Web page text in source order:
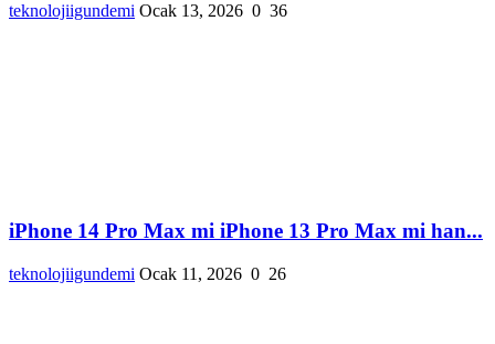
teknolojiigundemi Ocak 13, 2026 0 36
iPhone 14 Pro Max mi iPhone 13 Pro Max mi han...
teknolojiigundemi Ocak 11, 2026 0 26